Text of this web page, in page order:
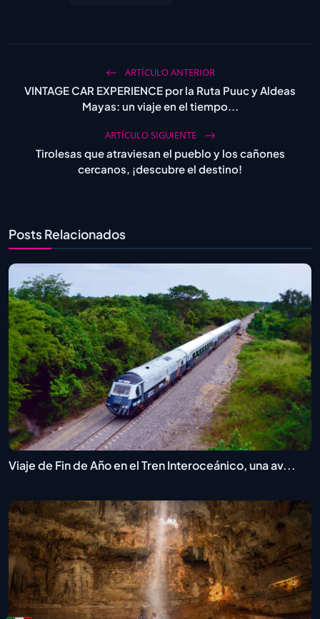
ARTÍCULO ANTERIOR
VINTAGE CAR EXPERIENCE por la Ruta Puuc y Aldeas
Mayas: un viaje en el tiempo...
ARTÍCULO SIGUIENTE
Tirolesas que atraviesan el pueblo y los cañones
cercanos, ¡descubre el destino!
Posts Relacionados
Viaje de Fin de Año en el Tren Interoceánico, una av...